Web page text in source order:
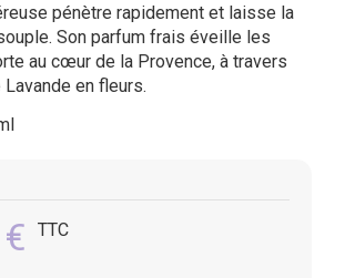
pénètre rapidement et laisse la
Son parfum frais éveille les
au cœur de la Provence, à travers
en fleurs.
TTC